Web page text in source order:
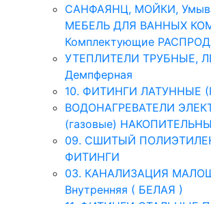
САНФАЯНЦ, МОЙКИ,
МЕБЕЛЬ ДЛЯ ВАННЫХ
Комплектующие
УТЕПЛИТЕЛИ ТРУБНЫЕ,
Демпферная
10. ФИТИНГИ ЛАТУННЫЕ
ВОДОНАГРЕВАТЕЛИ
(газовые)
09. СШИТЫЙ
ФИТИНГИ
03. КАНАЛИЗАЦИЯ
Внутренняя ( БЕЛАЯ )